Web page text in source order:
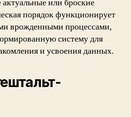
актуальные или броские
порядок функционирует
врожденными процессами,
систему для
и усвоения данных.